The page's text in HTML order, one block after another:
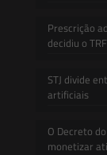
Prescrição
decidiu o
STJ divide
artificiais
O Decreto
monetizar